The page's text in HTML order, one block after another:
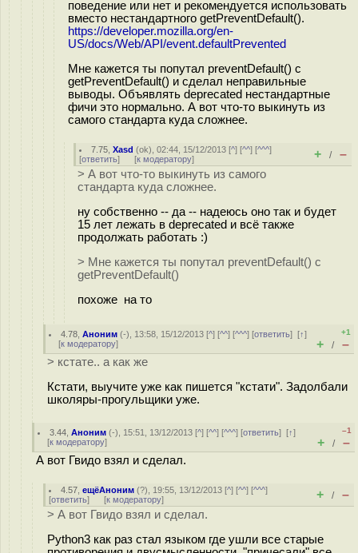
поведение или нет и рекомендуется использовать
вместо нестандартного getPreventDefault().
https://developer.mozilla.org/en-
US/docs/Web/API/event.defaultPrevented
Мне кажется ты попутал preventDefault() с
getPreventDefault() и сделал неправильные
выводы. Объявлять deprecated нестандартные
фичи это нормально. А вот что-то выкинуть из
самого стандарта куда сложнее.
7.75 ,Xasd (ok), 02:44, 15/12/2013 [^] [^^] [^^^]
[ответить] [к модератору] + / –
> А вот что-то выкинуть из самого
стандарта куда сложнее.
ну собственно -- да -- надеюсь оно так и будет
15 лет лежать в deprecated и всё также
продолжать работать :)
> Мне кажется ты попутал preventDefault() с
getPreventDefault()
похоже на то
4.78 ,Аноним (-), 13:58, 15/12/2013 [^] [^^] [^^^] [ответить][↑]
[к модератору]
+1
+ / –
> кстате.. а как же
Кстати, выучите уже как пишется "кстати". Задолбали
школяры-прогульщики уже.
3.44 ,Аноним (-), 15:51, 13/12/2013 [^] [^^] [^^^] [ответить][↑]
[к модератору]
–1
+ / –
А вот Гвидо взял и сделал.
4.57 ,ещёАноним (?), 19:55, 13/12/2013 [^] [^^] [^^^]
[ответить] [к модератору] + / –
> А вот Гвидо взял и сделал.
Python3 как раз стал языком где ушли все старые